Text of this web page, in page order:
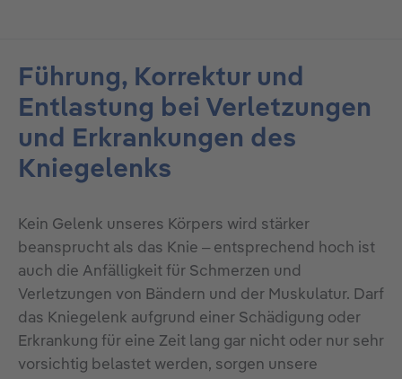
Führung, Korrektur und
Entlastung bei Verletzungen
und Erkrankungen des
Kniegelenks
Kein Gelenk unseres Körpers wird stärker
beansprucht als das Knie – entsprechend hoch ist
auch die Anfälligkeit für Schmerzen und
Verletzungen von Bändern und der Muskulatur. Darf
das Kniegelenk aufgrund einer Schädigung oder
Erkrankung für eine Zeit lang gar nicht oder nur sehr
vorsichtig belastet werden, sorgen unsere